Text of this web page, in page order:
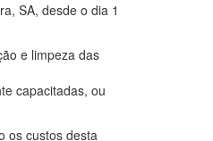
SA, desde o dia 1
e limpeza das
capacitadas, ou
os custos desta